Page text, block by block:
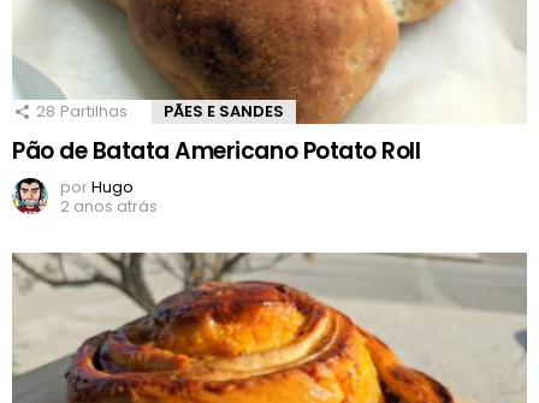
28 Partilhas PÃES E SANDES
Pão de Batata Americano Potato Roll
porHugo
2 anos atrás